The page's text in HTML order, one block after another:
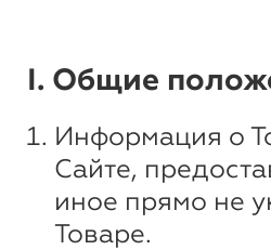
I. Общие
Информация о
Сайте,
иное прямо не
Товаре.